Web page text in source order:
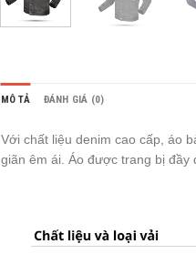
MÔ TẢ ĐÁNH GIÁ (0)
Với chất liệu denim cao cấp, áo
giãn êm ái. Áo được trang bị đầy